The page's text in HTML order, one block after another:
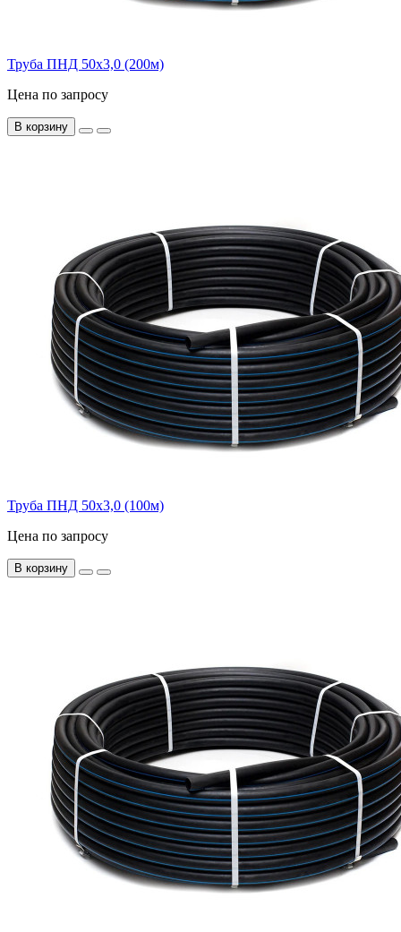
Труба ПНД 50x3,0 (200м)
Цена по запросу
В корзину
Труба ПНД 50х3,0 (100м)
Цена по запросу
В корзину